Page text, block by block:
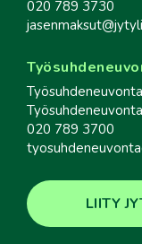
020 789 3730
020 789 3700
LIITY